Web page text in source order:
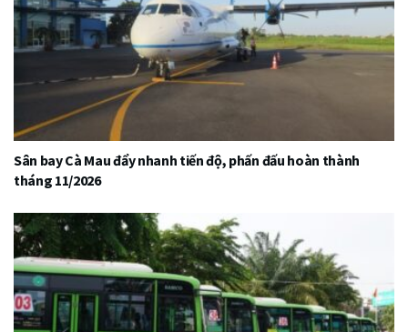
Sân bay Cà Mau đẩy nhanh tiến độ, phấn đấu hoàn thành
tháng 11/2026